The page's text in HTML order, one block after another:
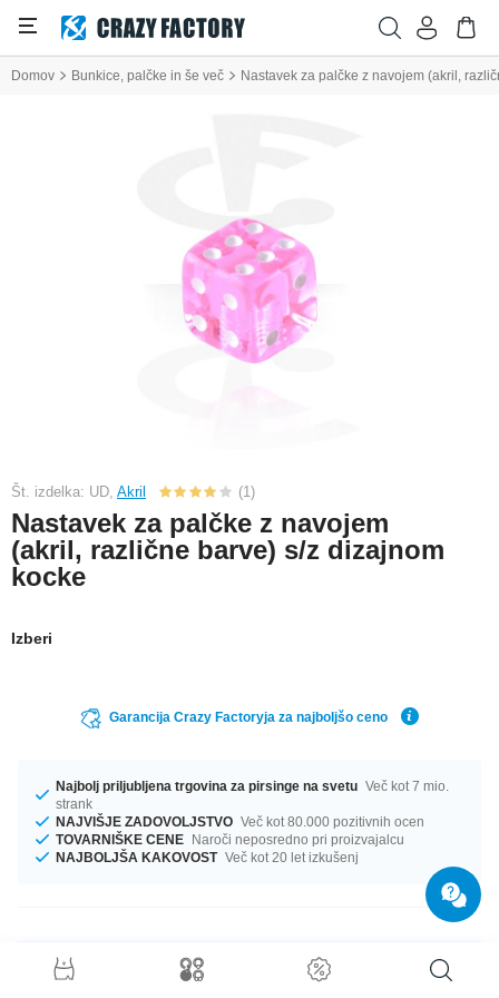
Domov Bunkice, palčke in še več Nastavek za palčke z navojem (akril,
Št. izdelka: UD, Akril (1)
Nastavek za palčke z navojem
(akril, različne barve) s/z dizajnom
kocke
Izberi
Garancija Crazy Factoryja za najboljšo ceno
Najbolj priljubljena trgovina za pirsinge na svetu Več kot 7 mio.
strank
NAJVIŠJE ZADOVOLJSTVO Več kot 80.000 pozitivnih ocen
TOVARNIŠKE CENE Naroči neposredno pri proizvajalcu
NAJBOLJŠA KAKOVOST Več kot 20 let izkušenj
Podrobnosti o izdelku